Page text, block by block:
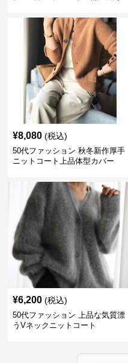
¥8,080 (税込)
50代ファッション 秋冬新作厚手
ニットコート上品体型カバー
¥6,200 (税込)
50代ファッション 上品な気質漂
うVネックニットコート